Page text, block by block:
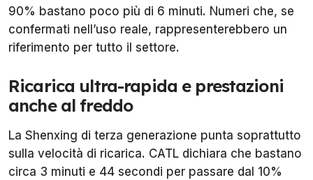
90% bastano poco più di 6 minuti. Numeri che, se
confermati nell’uso reale, rappresenterebbero un
riferimento per tutto il settore.
Ricarica ultra-rapida e prestazioni
anche al freddo
La Shenxing di terza generazione punta soprattutto
sulla velocità di ricarica. CATL dichiara che bastano
circa 3 minuti e 44 secondi per passare dal 10%